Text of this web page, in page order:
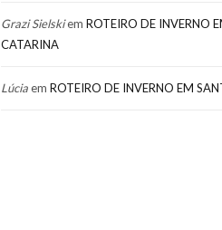
Grazi Sielskiem ROTEIRO DE INVERNO
CATARINA
Lúciaem ROTEIRO DE INVERNO EM